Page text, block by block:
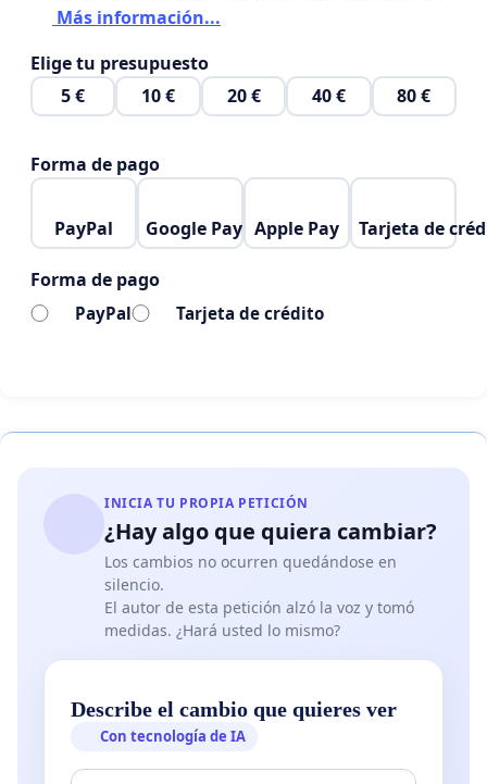
(Autor do cartaz, FER PATIÑO)
Palabra Encarnada logo de 15 anos izando Ferrol
(Só un cambio radical con respecto á cultura a pé
de obra, a pé de día, e en especial con relación á
POESÍA SALVAXE, ao evento poético, por parte do
Poder Local, sexa este de a cor que sexa, fará
desta cita un acontecemento anual, sen mais
quebrantos, un acontecemento consolidado,
Non fai falla proclamar que a Poesía está mais
viva que nunca, é o antídoto mais eficaz contra o
Más información...
Elige tu presupuesto
5 €
10 € 20 € 40 € 80 €
Forma de pago
PayPal Google Pay Apple Pay Tarjeta de
Forma de pago
PayPal Tarjeta de crédito
INICIA TU PROPIA PETICIÓN
¿Hay algo que quiera cambiar?
Los cambios no ocurren quedándose en
silencio.
El autor de esta petición alzó la voz y tomó
medidas. ¿Hará usted lo mismo?
Describe el cambio que quieres ver
Con tecnología de IA